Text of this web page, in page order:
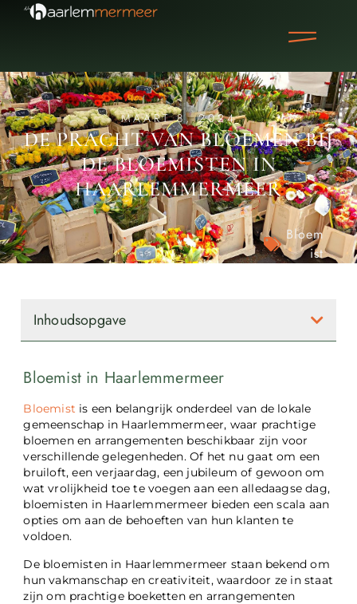
MAART 8, 2024
DE PRACHT VAN BLOEMEN BIJ
DE BLOEMISTEN IN
HAARLEMMERMEER
Bloem
ist
Bloemist in Haarlemmermeer
Bloemist is een belangrijk onderdeel van de lokale
gemeenschap in Haarlemmermeer, waar prachtige
bloemen en arrangementen beschikbaar zijn voor
verschillende gelegenheden. Of het nu gaat om een ​​
bruiloft, een verjaardag, een jubileum of gewoon om
wat vrolijkheid toe te voegen aan een alledaagse dag,
bloemisten in Haarlemmermeer bieden een scala aan
opties om aan de behoeften van hun klanten te
voldoen.
De bloemisten in Haarlemmermeer staan bekend om
hun vakmanschap en creativiteit, waardoor ze in staat
zijn om prachtige boeketten en arrangementen
Inhoudsopgave